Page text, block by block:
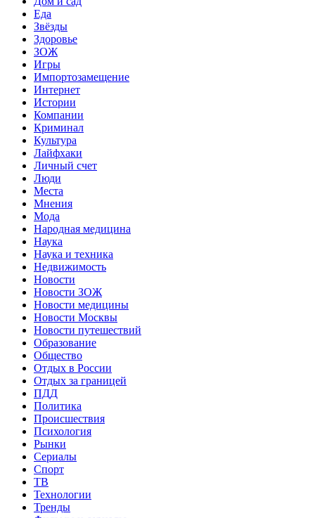
Еда
Звёзды
Здоровье
ЗОЖ
Игры
Импортозамещение
Интернет
Истории
Компании
Криминал
Культура
Лайфхаки
Личный счет
Люди
Места
Мнения
Мода
Народная медицина
Наука
Наука и техника
Недвижимость
Новости
Новости ЗОЖ
Новости медицины
Новости Москвы
Новости путешествий
Образование
Общество
Отдых в России
Отдых за границей
ПДД
Политика
Происшествия
Психология
Рынки
Сериалы
Спорт
ТВ
Технологии
Тренды